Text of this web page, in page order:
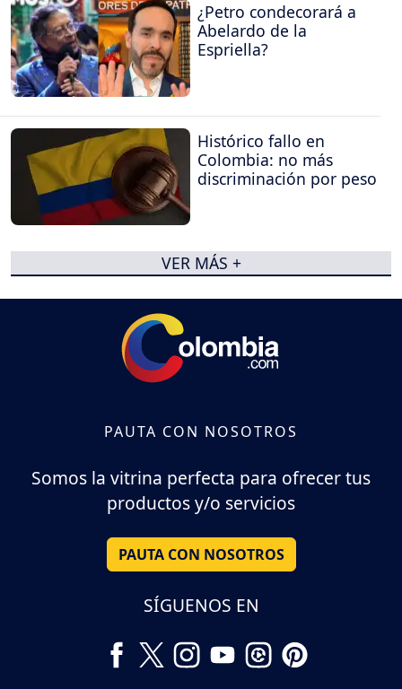
¿Petro condecorará a
Abelardo de la
Espriella?
Histórico fallo en
Colombia: no más
discriminación por peso
VER MÁS +
PAUTA CON NOSOTROS
Somos la vitrina perfecta para ofrecer tus
productos y/o servicios
PAUTA CON NOSOTROS
SÍGUENOS EN